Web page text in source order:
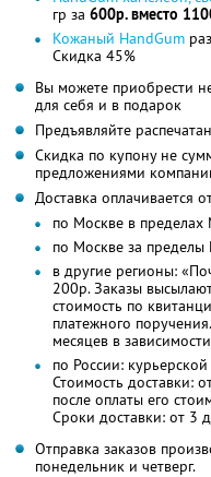
гр за 600р. вместо
Кожаный HandGum
Скидка 45%
Вы можете приобрести
для себя и в подарок
Предъявляйте
Скидка по купону не
предложениями
Доставка оплачивается
по Москве в
по Москве за
в другие регионы:
200р. Заказы
стоимость по
платежного
месяцев в
по России:
Стоимость доставки:
после оплаты его
Сроки доставки: от 3
Отправка заказов
понедельник и четверг.